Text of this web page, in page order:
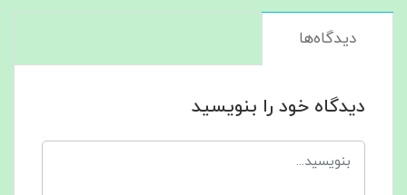
دیدگاه‌ها
دیدگاه خود را بنویسید